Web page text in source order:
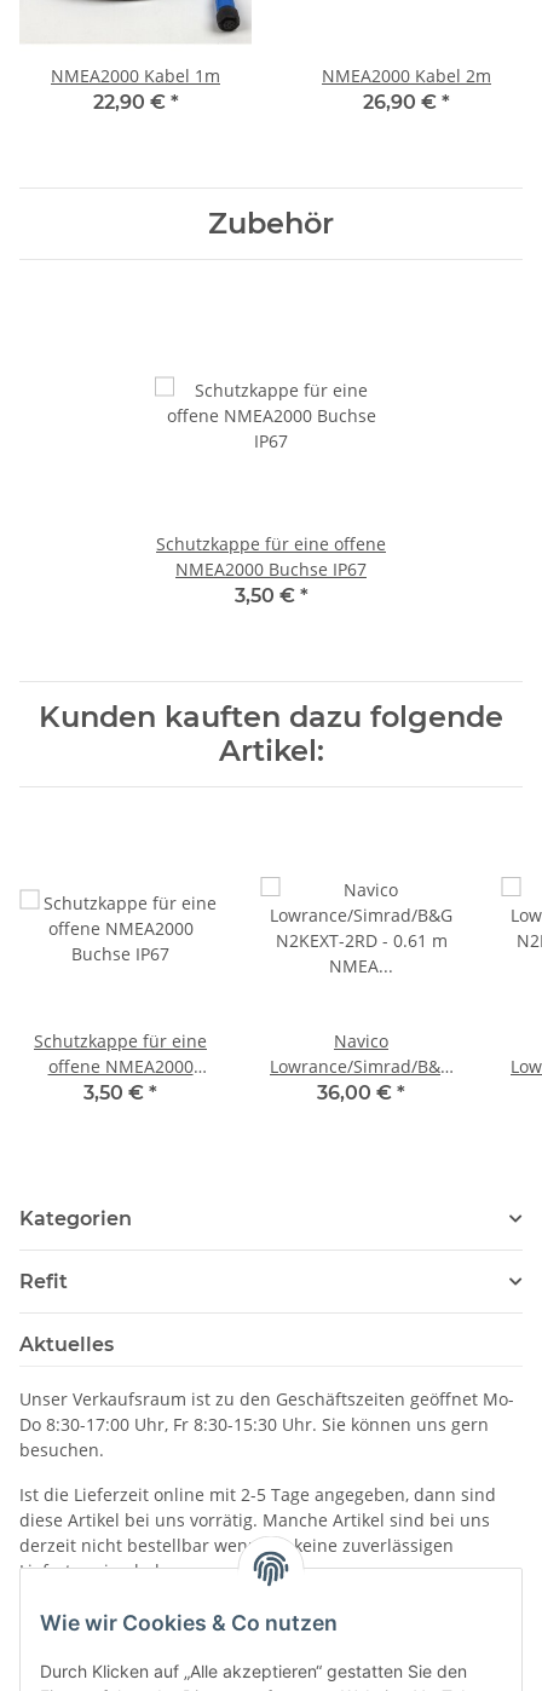
Wie wir Cookies & Co nutzen
Durch Klicken auf „Alle akzeptieren“ gestatten Sie den
NMEA2000 Kabel 1m
22,90 € *
NMEA2000 Kabel 2m
26,90 € *
Zubehör
Schutzkappe für eine offene
NMEA2000 Buchse IP67
3,50 € *
Kunden kauften dazu folgende
Artikel:
Schutzkappe für eine
offene NMEA2000
Buchse IP67
3,50 € *
Navico
Lowrance/Simrad/B&G
N2KEXT-2RD - 0.61 m
36,00 € *
Kategorien
Refit
Aktuelles
Unser Verkaufsraum ist zu den Geschäftszeiten geöffnet Mo-
Do 8:30-17:00 Uhr, Fr 8:30-15:30 Uhr. Sie können uns gern
besuchen.
Ist die Lieferzeit online mit 2-5 Tage angegeben, dann sind
diese Artikel bei uns vorrätig. Manche Artikel sind bei uns
derzeit nicht bestellbar wenn wir keine zuverlässigen
Liefertermine haben.
Informationen